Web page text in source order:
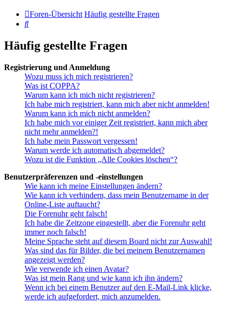
Foren-Übersicht Häufig gestellte Fragen
Suche
Häufig gestellte Fragen
Registrierung und Anmeldung
Wozu muss ich mich registrieren?
Was ist COPPA?
Warum kann ich mich nicht registrieren?
Ich habe mich registriert, kann mich aber nicht anmelden!
Warum kann ich mich nicht anmelden?
Ich habe mich vor einiger Zeit registriert, kann mich aber
nicht mehr anmelden?!
Ich habe mein Passwort vergessen!
Warum werde ich automatisch abgemeldet?
Wozu ist die Funktion „Alle Cookies löschen“?
Benutzerpräferenzen und -einstellungen
Wie kann ich meine Einstellungen ändern?
Wie kann ich verhindern, dass mein Benutzername in der
Online-Liste auftaucht?
Die Forenuhr geht falsch!
Ich habe die Zeitzone eingestellt, aber die Forenuhr geht
immer noch falsch!
Meine Sprache steht auf diesem Board nicht zur Auswahl!
Was sind das für Bilder, die bei meinem Benutzernamen
angezeigt werden?
Wie verwende ich einen Avatar?
Was ist mein Rang und wie kann ich ihn ändern?
Wenn ich bei einem Benutzer auf den E-Mail-Link klicke,
werde ich aufgefordert, mich anzumelden.